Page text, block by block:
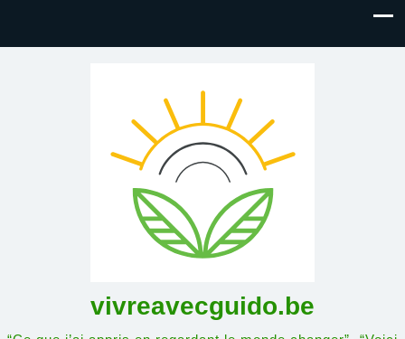
vivreavecguido.be